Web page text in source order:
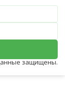
защищены.